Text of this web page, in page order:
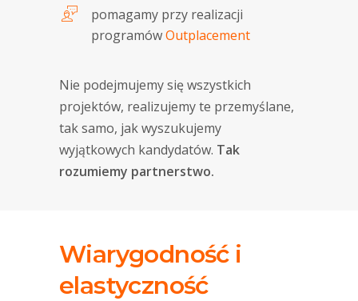
pomagamy przy realizacji
programówOutplacement
Nie podejmujemy się wszystkich
projektów, realizujemy te przemyślane,
tak samo, jak wyszukujemy
wyjątkowych kandydatów. Tak
rozumiemy partnerstwo.
Wiarygodność i
elastyczność